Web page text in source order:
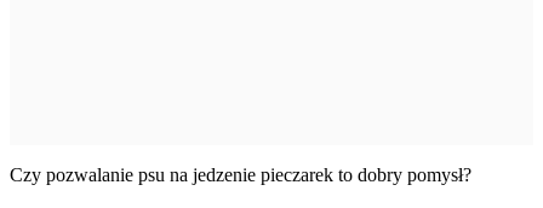
Czy pozwalanie psu na jedzenie pieczarek to dobry pomysł?